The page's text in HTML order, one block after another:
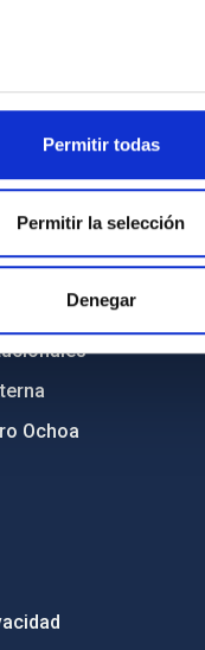
Permitir todas
Permitir la selección
Denegar
antifraude
de género
y Sostenibilidad
Ochoa